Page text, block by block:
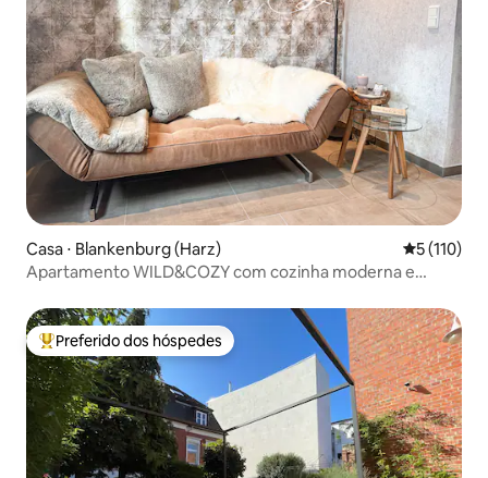
Casa ⋅ Blankenburg (Harz) 5 de uma
5 (110)
Apartamento WILD&COZY com cozinha moderna e
Entre os melhores preferidos dos hóspedes
Preferido dos hóspedes